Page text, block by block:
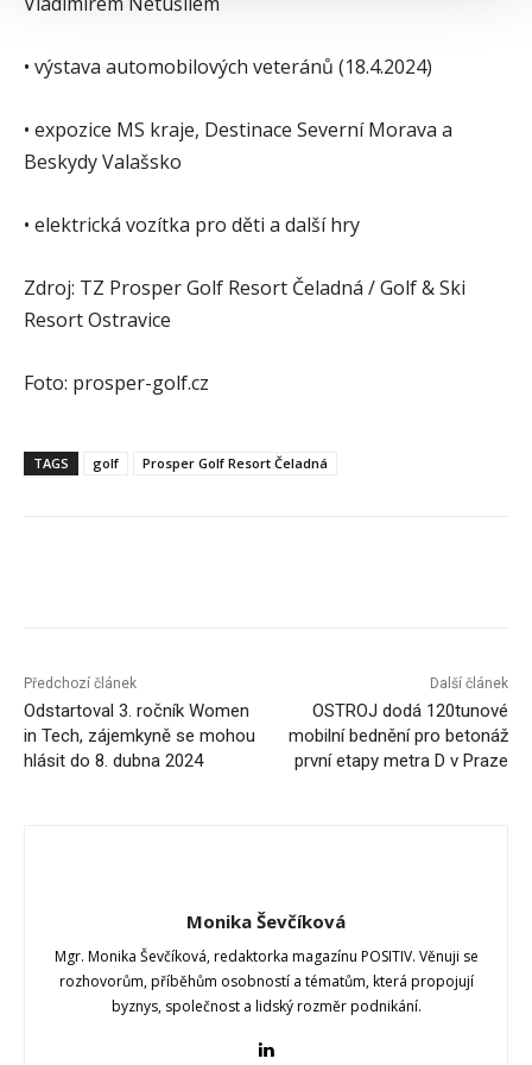
• výstava automobilových veteránů (18.4.2024)
• expozice MS kraje, Destinace Severní Morava a
Beskydy Valašsko
• elektrická vozítka pro děti a další hry
Zdroj: TZ Prosper Golf Resort Čeladná / Golf & Ski
Resort Ostravice
Foto: prosper-golf.cz
TAGS golf Prosper Golf Resort Čeladná
Předchozí článek
Odstartoval 3. ročník Women
in Tech, zájemkyně se mohou
hlásit do 8. dubna 2024
Další článek
OSTROJ dodá 120tunové
mobilní bednění pro betonáž
první etapy metra D v Praze
Monika Ševčíková
Mgr. Monika Ševčíková, redaktorka magazínu POSITIV. Věnuji se
rozhovorům, příběhům osobností a tématům, která propojují
byznys, společnost a lidský rozměr podnikání.